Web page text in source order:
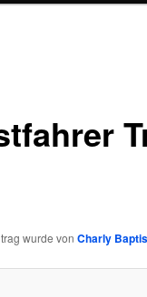
wurde von Charly